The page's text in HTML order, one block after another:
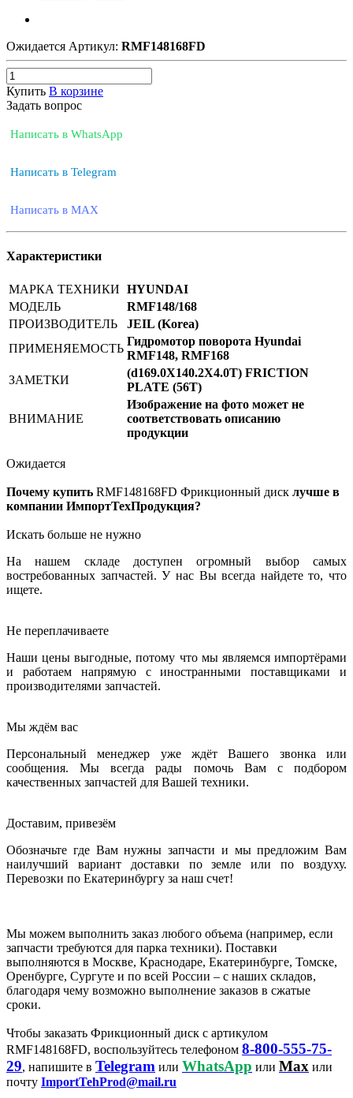
Ожидается Артикул: RMF148168FD
Купить В корзине
Задать вопрос
Написать в WhatsApp
Написать в Telegram
Написать в MAX
Характеристики
МАРКА ТЕХНИКИ HYUNDAI
МОДЕЛЬ
RMF148/168
ПРОИЗВОДИТЕЛЬ
JEIL (Korea)
ПРИМЕНЯЕМОСТЬ
Гидромотор поворота Hyundai
RMF148, RMF168
ЗАМЕТКИ
(d169.0X140.2X4.0T) FRICTION
PLATE (56T)
ВНИМАНИЕ
Изображение на фото может не
соответствовать описанию
продукции
Ожидается
Почему купить RMF148168FD Фрикционный диск лучше в
компании ИмпортТехПродукция?
Искать больше не нужно
На нашем складе доступен огромный выбор самых
востребованных запчастей. У нас Вы всегда найдете то, что
ищете.
Не переплачиваете
Наши цены выгодные, потому что мы являемся импортёрами
и работаем напрямую с иностранными поставщиками и
производителями запчастей.
Мы ждём вас
Персональный менеджер уже ждёт Вашего звонка или
сообщения. Мы всегда рады помочь Вам с подбором
качественных запчастей для Вашей техники.
Доставим, привезём
Обозначьте где Вам нужны запчасти и мы предложим Вам
наилучший вариант доставки по земле или по воздуху.
Перевозки по Екатеринбургу за наш счет!
Мы можем выполнить заказ любого объема (например, если
запчасти требуются для парка техники). Поставки
выполняются в Москве, Краснодаре, Екатеринбурге, Томске,
Оренбурге, Сургуте и по всей России – с наших складов,
благодаря чему возможно выполнение заказов в сжатые
сроки.
Чтобы заказать Фрикционный диск с артикулом
RMF148168FD, воспользуйтесь телефоном 8-800-555-75-
29, напишите в Telegram или WhatsApp или Max или
почту ImportTehProd@mail.ru